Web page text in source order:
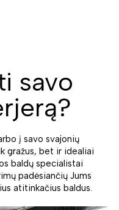
savo
į savo svajonių
gražus, bet ir idealiai
baldų specialistai
padėsiančių Jums
atitinkačius baldus.